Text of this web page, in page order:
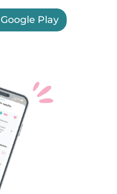
Google Play